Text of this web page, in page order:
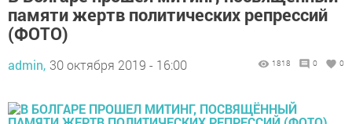
памяти жертв политических репрессий
(ФОТО)
admin, 30 октября 2019 - 16:00 1818 0 0